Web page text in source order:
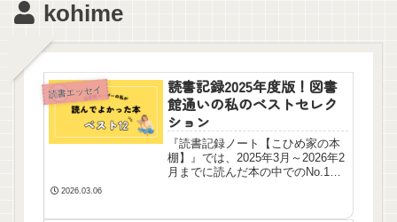
kohime
読書エッセイ
読書記録2025年度版！図書
館通いの私のベストセレク
ション
『読書記録ノート【こひめ家の本
棚】』では、2025年3月～2026年2
月までに読んだ本の中でのNo.1を
2026.03.06